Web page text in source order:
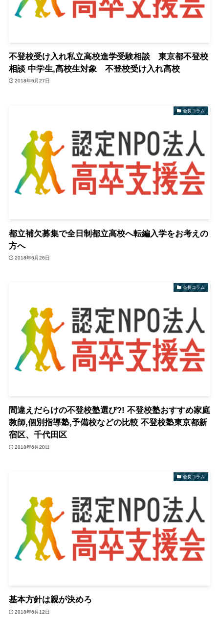
不登校受け入れ私立高校進学受験相談 東京都不登校
相談 中学生,高校生対象 不登校受け入れ高校
2018年6月27日
会長コラム
都立補欠募集で全日制都立高校へ転編入学をお考えの
方へ
2018年6月26日
会長コラム
間違えだらけの不登校塾選び?! 不登校塾おすすめ家庭
教師,個別指導塾,予備校などの比較 不登校塾東京都新
宿区、千代田区
2018年6月20日
会長コラム
基本方針は親が決めろ
2018年6月12日